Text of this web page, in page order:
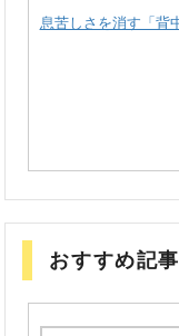
息苦しさを消す「背
おすすめ記事